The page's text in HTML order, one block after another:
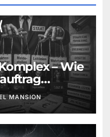
– Wie
Häring) |
von
MANSION